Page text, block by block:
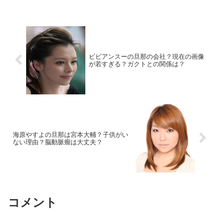
ビビアンスーの旦那の会社？現在の画像
が若すぎる？ガクトとの関係は？
海原やすよの旦那は宮本大輔？子供がい
ない理由？脳動脈瘤は大丈夫？
コメント